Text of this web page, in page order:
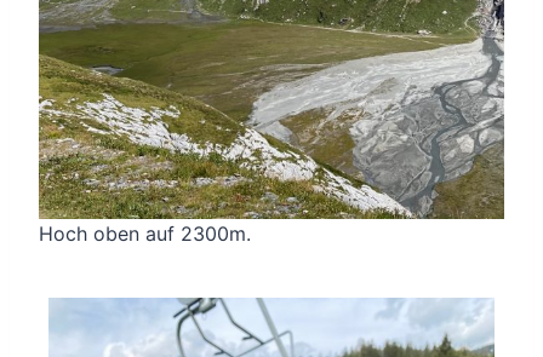
Hoch oben auf 2300m.